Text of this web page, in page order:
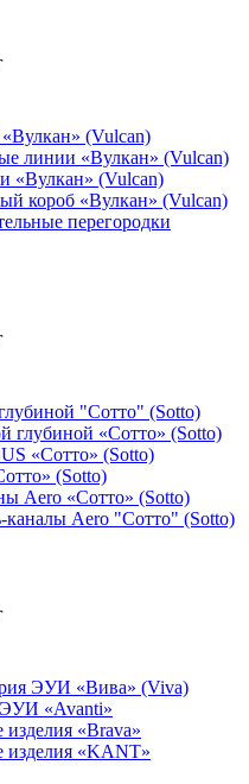
(Vulcan)
линии «Вулкан» (Vulcan)
«Вулкан» (Vulcan)
короб «Вулкан» (Vulcan)
перегородки
"Сотто" (Sotto)
глубиной «Сотто» (Sotto)
«Сотто» (Sotto)
(Sotto)
Aero «Сотто» (Sotto)
Aero "Сотто" (Sotto)
ЭУИ «Вива» (Viva)
ЭУИ «Avanti»
«Brava»
изделия «KANT»